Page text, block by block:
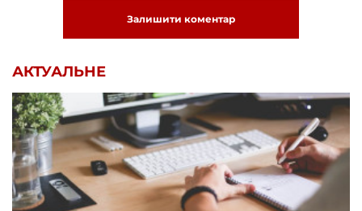
Залишити коментар
АКТУАЛЬНЕ